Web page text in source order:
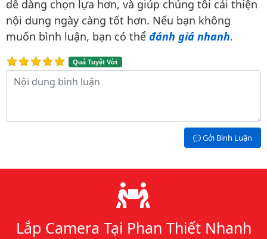
dễ dàng chọn lựa hơn, và giúp chúng tôi cải thiện
nội dung ngày càng tốt hơn. Nếu bạn không
muốn bình luận, bạn có thể đánh giá nhanh.
Quá Tuyệt Vời
Nội dung bình luận
Gởi Bình Luận
Lý do chọn chúng tôi
Lắp Camera Tại Phan Thiết Nhanh